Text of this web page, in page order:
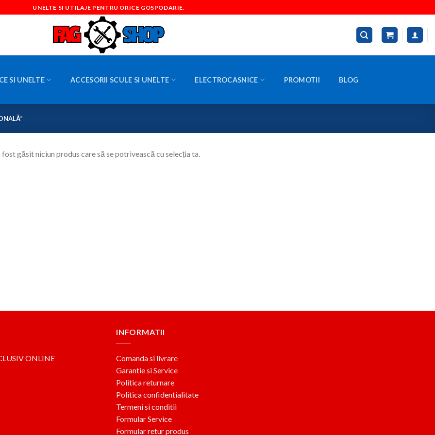
UNELTE SI UTILAJE PENTRU ORICE GOSPODARIE.
SI UNELTE ACCESORII SCULE SI UNELTE ELECTROCASNICE PROMOTII BLOG
fost găsit niciun produs care să se potrivească cu selecția ta.
ONLINE
INFORMATII
Comanda si livrare
Garantie si Service
Politica returnare
Politica confidentialitate
Termeni si conditii
Formular Service
Formular retur produs